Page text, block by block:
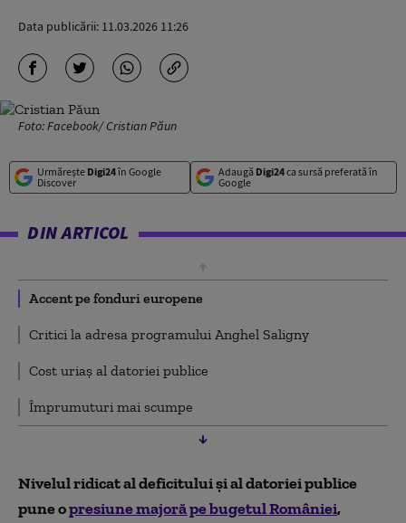
Data publicării: 11.03.2026 11:26
Foto: Facebook/ Cristian Păun
Urmărește Digi24în Google
Discover
Adaugă Digi24ca sursă preferată în
Google
DIN ARTICOL
Accent pe fonduri europene
Critici la adresa programului Anghel Saligny
Cost uriaș al datoriei publice
Împrumuturi mai scumpe
Nivelul ridicat al deficitului și al datoriei publice
pune opresiune majoră pe bugetul României,